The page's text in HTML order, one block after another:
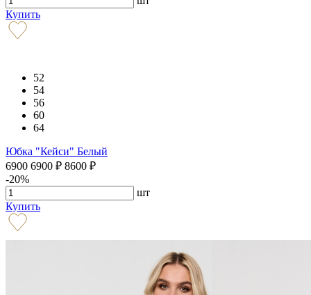
Купить
52
54
56
60
64
Юбка "Кейси" Белый
6900 6900 ₽ 8600 ₽
-20%
шт
Купить